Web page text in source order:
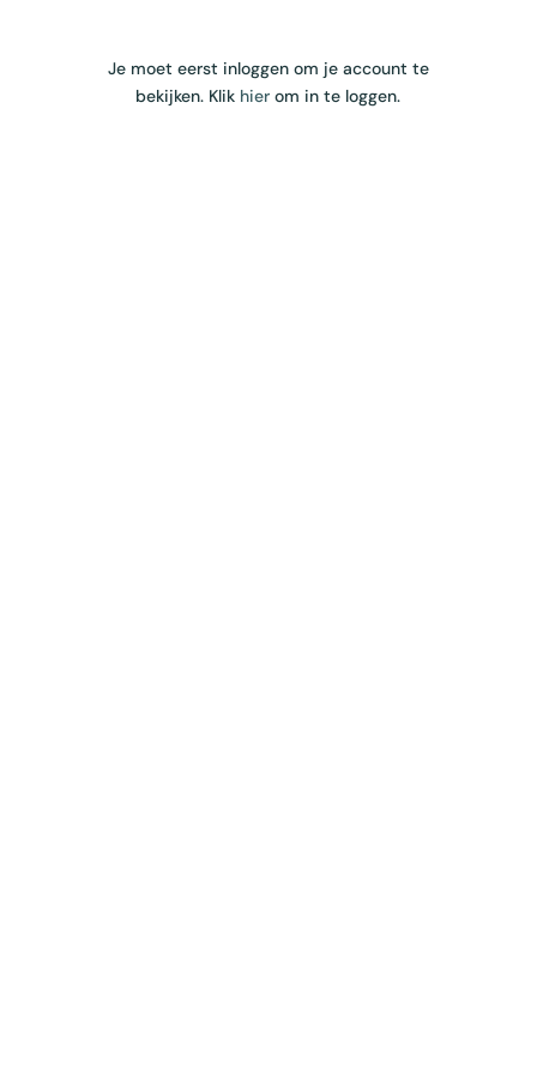
Je moet eerst inloggen om je account te
bekijken. Klik hier om in te loggen.